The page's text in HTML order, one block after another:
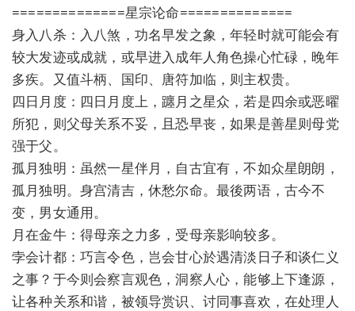
==============星宗论命==============
身入八杀：入八煞，功名早发之象，年轻时就可能会有
较大发迹或成就，或早进入成年人角色操心忙碌，晚年
多疾。又值斗柄、国印、唐符加临，则主权贵。
四日月度：四日月度上，躔月之星众，若是四余或恶曜
所犯，则父母关系不妥，且恐早丧，如果是善星则母党
强于父。
孤月独明：虽然一星伴月，自古宜有，不如众星朗朗，
孤月独明。身宫清吉，休愁尔命。最後两语，古今不
变，男女通用。
月在金牛：得母亲之力多，受母亲影响较多。
孛会计都：巧言令色，岂会甘心於遇清淡日子和谈仁义
之事？于今则会察言观色，洞察人心，能够上下逢源，
让各种关系和谐，被领导赏识、讨同事喜欢，在处理人